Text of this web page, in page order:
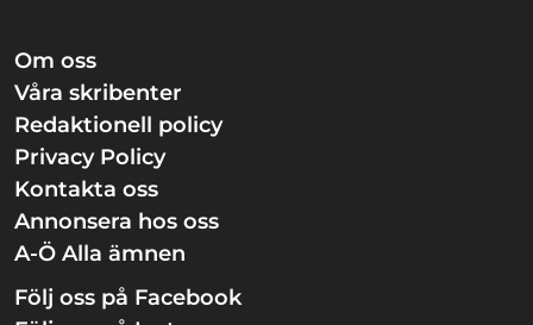
Om oss
Våra skribenter
Redaktionell policy
Privacy Policy
Kontakta oss
Annonsera hos oss
A-Ö Alla ämnen
Följ oss på Facebook